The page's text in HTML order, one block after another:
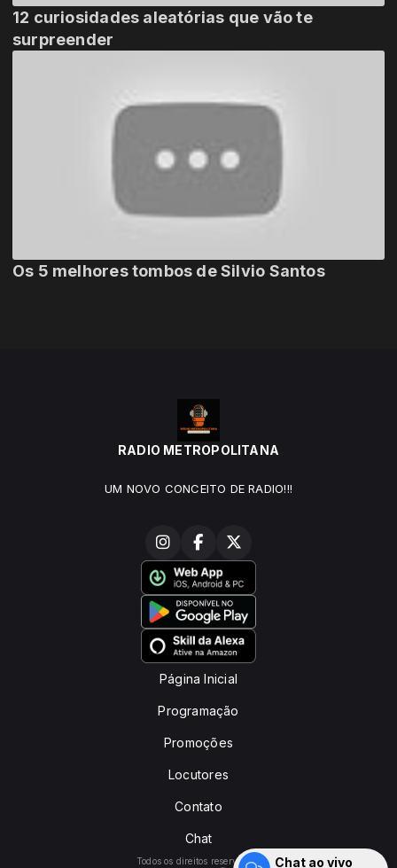
12 curiosidades aleatórias que vão te
surpreender
Os 5 melhores tombos de Silvio Santos
RADIO METROPOLITANA
UM NOVO CONCEITO DE RADIO!!!
Página Inicial
Programação
Promoções
Locutores
Contato
Chat
Todos os direitos reservados. Chat ao vivo